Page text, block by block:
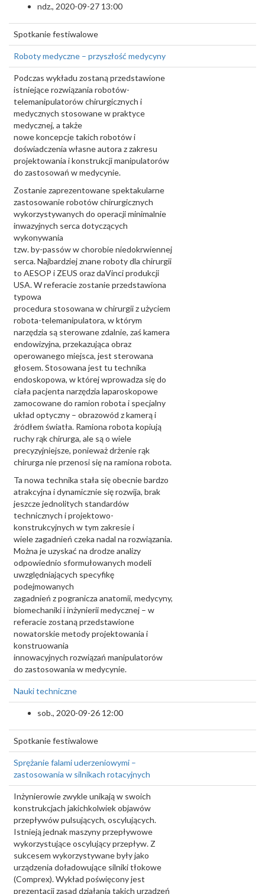
ndz., 2020-09-27 13:00
Spotkanie festiwalowe
Roboty medyczne – przyszłość medycyny
Podczas wykładu zostaną przedstawione
istniejące rozwiązania robotów-
telemanipulatorów chirurgicznych i
medycznych stosowane w praktyce
medycznej, a także
nowe koncepcje takich robotów i
doświadczenia własne autora z zakresu
projektowania i konstrukcji manipulatorów
do zastosowań w medycynie.
Zostanie zaprezentowane spektakularne
zastosowanie robotów chirurgicznych
wykorzystywanych do operacji minimalnie
inwazyjnych serca dotyczących
wykonywania
tzw. by-passów w chorobie niedokrwiennej
serca. Najbardziej znane roboty dla chirurgii
to AESOP i ZEUS oraz daVinci produkcji
USA. W referacie zostanie przedstawiona
typowa
procedura stosowana w chirurgii z użyciem
robota-telemanipulatora, w którym
narzędzia są sterowane zdalnie, zaś kamera
endowizyjna, przekazująca obraz
operowanego miejsca, jest sterowana
głosem. Stosowana jest tu technika
endoskopowa, w której wprowadza się do
ciała pacjenta narzędzia laparoskopowe
zamocowane do ramion robota i specjalny
układ optyczny – obrazowód z kamerą i
źródłem światła. Ramiona robota kopiują
ruchy rąk chirurga, ale są o wiele
precyzyjniejsze, ponieważ drżenie rąk
chirurga nie przenosi się na ramiona robota.
Ta nowa technika stała się obecnie bardzo
atrakcyjna i dynamicznie się rozwija, brak
jeszcze jednolitych standardów
technicznych i projektowo-
konstrukcyjnych w tym zakresie i
wiele zagadnień czeka nadal na rozwiązania.
Można je uzyskać na drodze analizy
odpowiednio sformułowanych modeli
uwzględniających specyfikę
podejmowanych
zagadnień z pogranicza anatomii, medycyny,
biomechaniki i inżynierii medycznej – w
referacie zostaną przedstawione
nowatorskie metody projektowania i
konstruowania
innowacyjnych rozwiązań manipulatorów
do zastosowania w medycynie.
Nauki techniczne
sob., 2020-09-26 12:00
Spotkanie festiwalowe
Sprężanie falami uderzeniowymi –
zastosowania w silnikach rotacyjnych
Inżynierowie zwykle unikają w swoich
konstrukcjach jakichkolwiek objawów
przepływów pulsujących, oscylujących.
Istnieją jednak maszyny przepływowe
wykorzystujące oscylujący przepływ. Z
sukcesem wykorzystywane były jako
urządzenia doładowujące silniki tłokowe
(Comprex). Wykład poświęcony jest
prezentacji zasad działania takich urządzeń